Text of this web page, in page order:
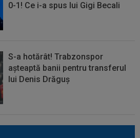
0-1! Ce i-a spus lui Gigi Becali
S-a hotărât! Trabzonspor
așteaptă banii pentru transferul
lui Denis Drăguș